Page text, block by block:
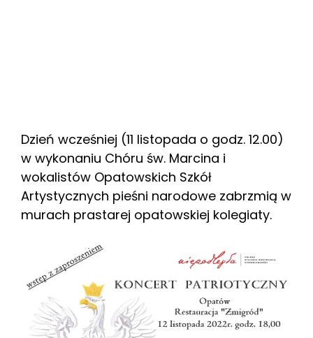
Dzień wcześniej (11 listopada o godz. 12.00)
w wykonaniu Chóru św. Marcina i
wokalistów Opatowskich Szkół
Artystycznych pieśni narodowe zabrzmią w
murach prastarej opatowskiej kolegiaty.